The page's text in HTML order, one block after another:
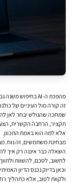
מהפכת ה-AI בחיפוש משנה גם את קידום האתרים: מה עסקים צריכים להבין עכשיו
זה קורה מול העיניים של
שמחכה שהגולש יבחר לאן
תקציר, הרחבה הקשרית,
אלא למה הוא באמת התכוון.
מבחינת משתמשים, זה נוח.
השאלה כבר איננה רק איך
לחשוב, לסכם, להשוות
וכאן בדיוק נכנס הדיון